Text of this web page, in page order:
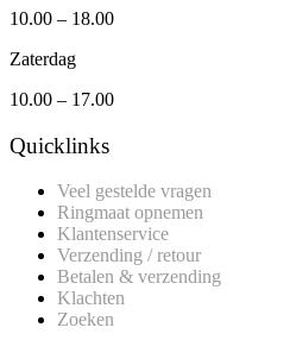
10.00 – 18.00
Zaterdag
10.00 – 17.00
Quicklinks
Veel gestelde vragen
Ringmaat opnemen
Klantenservice
Verzending / retour
Betalen & verzending
Klachten
Zoeken